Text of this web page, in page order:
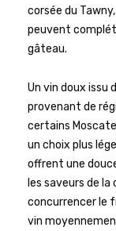
corsée du
peuvent
gâteau.
Un vin doux issu
provenant de
certains
un choix plus
offrent une
les saveurs de
concurrencer le
vin